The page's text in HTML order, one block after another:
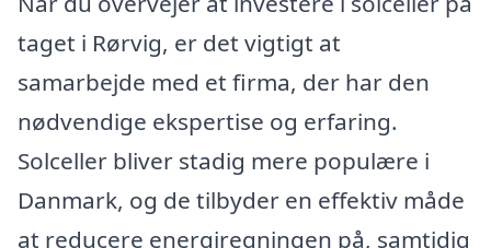
taget i Rørvig, er det vigtigt at
samarbejde med et firma, der har den
nødvendige ekspertise og erfaring.
Solceller bliver stadig mere populære i
Danmark, og de tilbyder en effektiv måde
at reducere energiregningen på, samtidig